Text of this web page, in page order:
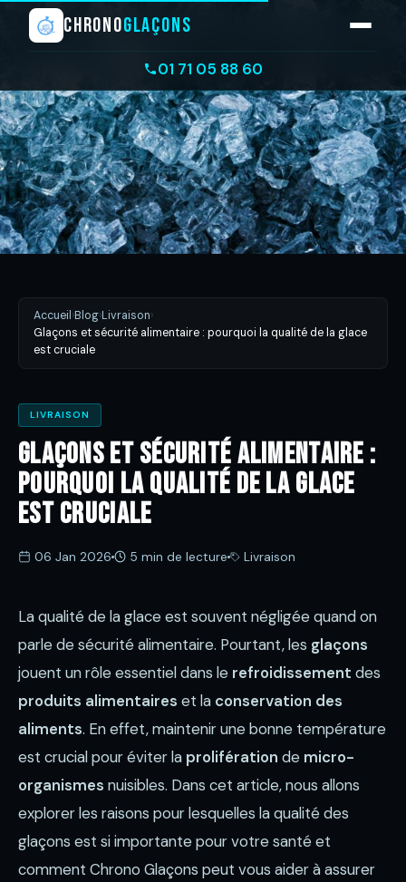
CHRONOGLAÇONS
01 71 05 88 60
Accueil ›Blog›Livraison›
Glaçons et sécurité alimentaire : pourquoi la qualité de la glace
est cruciale
LIVRAISON
Glaçons et sécurité alimentaire :
pourquoi la qualité de la glace
est cruciale
06 Jan 2026 5 min de lecture Livraison
La qualité de la glace est souvent négligée quand on
parle de sécurité alimentaire. Pourtant, les glaçons
jouent un rôle essentiel dans le refroidissement des
produits alimentaires et la conservation des
aliments. En effet, maintenir une bonne température
est crucial pour éviter la prolifération de micro-
organismes nuisibles. Dans cet article, nous allons
explorer les raisons pour lesquelles la qualité des
glaçons est si importante pour votre santé et
comment Chrono Glaçons peut vous aider à assurer